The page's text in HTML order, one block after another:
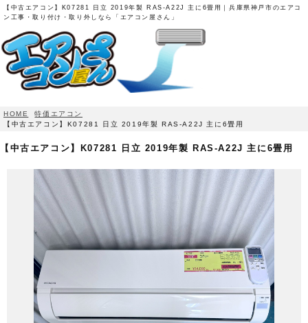
【中古エアコン】K07281 日立 2019年製 RAS-A22J 主に6畳用｜兵庫県神戸市のエアコ
ン工事・取り付け・取り外しなら「エアコン屋さん」
HOME
特価エアコン
【中古エアコン】K07281 日立 2019年製 RAS-A22J 主に6畳用
【中古エアコン】K07281 日立 2019年製 RAS-A22J 主に6畳用